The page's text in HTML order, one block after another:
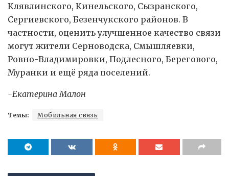
Клявлинского, Кинельского, Сызранского,
Сергиевского, Безенчукского районов. В
частности, оценить улучшенное качество связи
могут жители Серноводска, Смышляевки,
Ровно-Владимировки, Подлесного, Берегового,
Муранки и ещё ряда поселений.
-Екатерина Малон
Темы: Мобильная связь